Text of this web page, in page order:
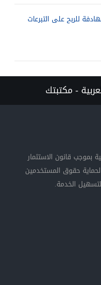
للربح على التبرعات
- مكتبتك
بموجب قانون الاستثمار
(17) لسنة 2015 وذلك لحماية حقوق المستخدمين
الخدمة.